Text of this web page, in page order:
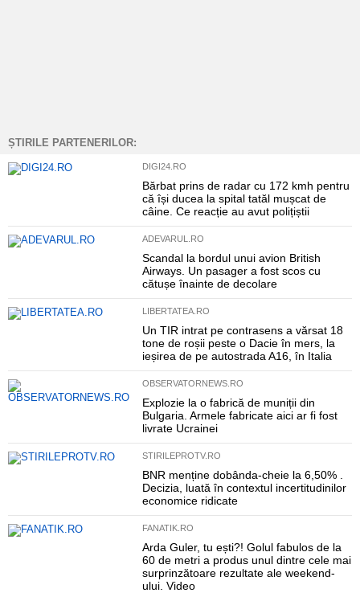
ȘTIRILE PARTENERILOR:
DIGI24.RO
Bărbat prins de radar cu 172 kmh pentru
că își ducea la spital tatăl mușcat de
câine. Ce reacție au avut polițiștii
ADEVARUL.RO
Scandal la bordul unui avion British
Airways. Un pasager a fost scos cu
cătușe înainte de decolare
LIBERTATEA.RO
Un TIR intrat pe contrasens a vărsat 18
tone de roșii peste o Dacie în mers, la
ieșirea de pe autostrada A16, în Italia
OBSERVATORNEWS.RO
Explozie la o fabrică de muniții din
Bulgaria. Armele fabricate aici ar fi fost
livrate Ucrainei
STIRILEPROTV.RO
BNR menține dobânda-cheie la 6,50% .
Decizia, luată în contextul incertitudinilor
economice ridicate
FANATIK.RO
Arda Guler, tu ești?! Golul fabulos de la
60 de metri a produs unul dintre cele mai
surprinzătoare rezultate ale weekend-
ului. Video